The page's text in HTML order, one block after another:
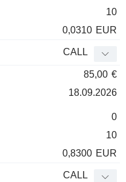
10
0,0310 EUR
CALL
85,00 €
18.09.2026
0
10
0,8300 EUR
CALL